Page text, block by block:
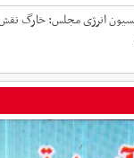
انرژی مجلس: خارگ